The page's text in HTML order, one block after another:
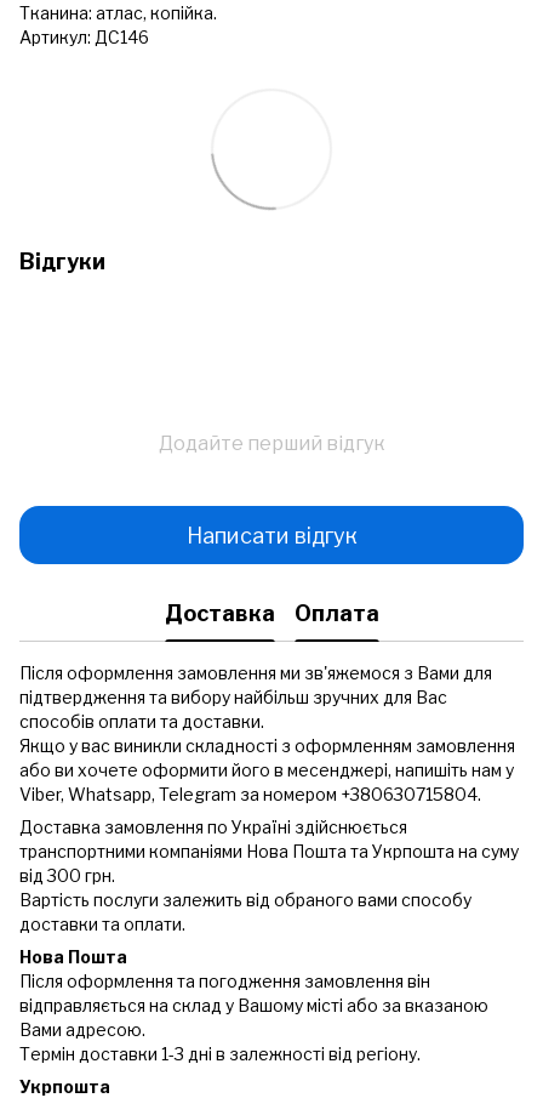
Тканина: атлас, копійка.
Артикул: ДС146
Відгуки
Додайте перший відгук
Написати відгук
Доставка Оплата
Після оформлення замовлення ми зв'яжемося з Вами для
підтвердження та вибору найбільш зручних для Вас
способів оплати та доставки.
Якщо у вас виникли складності з оформленням замовлення
або ви хочете оформити його в месенджері, напишіть нам у
Viber, Whatsapp, Telegram за номером +380630715804.
Доставка замовлення по Україні здійснюється
транспортними компаніями Нова Пошта та Укрпошта на суму
від 300 грн.
Вартість послуги залежить від обраного вами способу
доставки та оплати.
Нова Пошта
Після оформлення та погодження замовлення він
відправляється на склад у Вашому місті або за вказаною
Вами адресою.
Термін доставки 1-3 дні в залежності від регіону.
Укрпошта